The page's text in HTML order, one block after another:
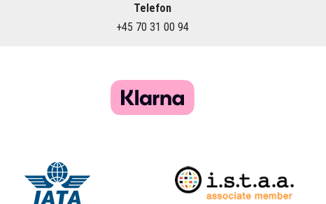
Telefon
+45 70 31 00 94